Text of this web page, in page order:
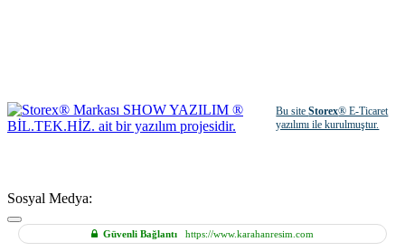
Bu siteStorex® E-Ticaret
yazılımı ile kurulmuştur.
Sosyal Medya:
Güvenli Bağlantı https://www.karahanresim.com